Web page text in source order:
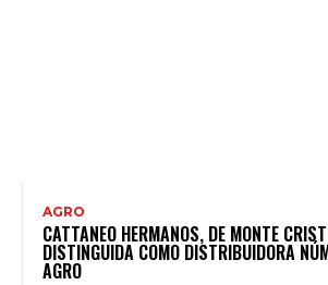
AGRO
CATTANEO HERMANOS, DE MONTE
DISTINGUIDA COMO DISTRIBUIDORA
AGRO